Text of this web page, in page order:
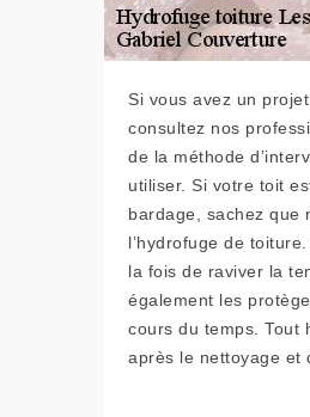
Si vous avez un
consultez nos
de la méthode
utiliser. Si votre toit
bardage, sachez que
l’hydrofuge de
la fois de raviver la
également les
cours du temps. Tout
après le nettoyage et